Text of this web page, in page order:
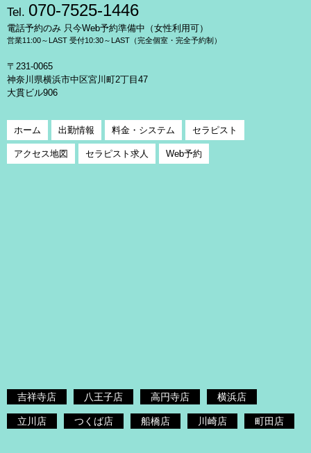
Tel. 070-7525-1446
電話予約のみ 只今Web予約準備中（女性利用可）
営業11:00～LAST 受付10:30～LAST（完全個室・完全予約制）
〒231-0065
神奈川県横浜市中区宮川町2丁目47
大貫ビル906
ホーム 出勤情報 料金・システム セラピスト
アクセス地図 セラピスト求人 Web予約
吉祥寺店 八王子店 高円寺店 横浜店
立川店 つくば店 船橋店 川崎店 町田店